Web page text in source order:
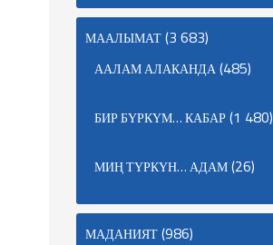
МААЛЫМАТ(3 683)
ААЛАМ АЛАКАНДА(485)
БИР БҮРКҮМ… КАБАР(1 480)
МИҢ ТҮРКҮН… АДАМ(26)
МАДАНИЯТ(986)